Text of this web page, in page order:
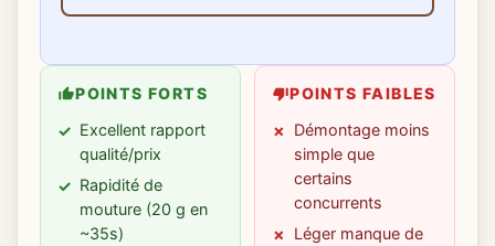
POINTS FORTS
Excellent rapport
qualité/prix
Rapidité de
mouture (20 g en
~35s)
POINTS FAIBLES
Démontage moins
simple que
certains
concurrents
Léger manque de